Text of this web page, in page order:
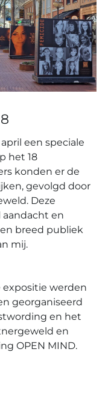
een speciale
het 18
konden er de
gevolgd door
Deze
en
breed publiek
mij.
expositie werden
georganiseerd
en het
en
OPEN MIND.